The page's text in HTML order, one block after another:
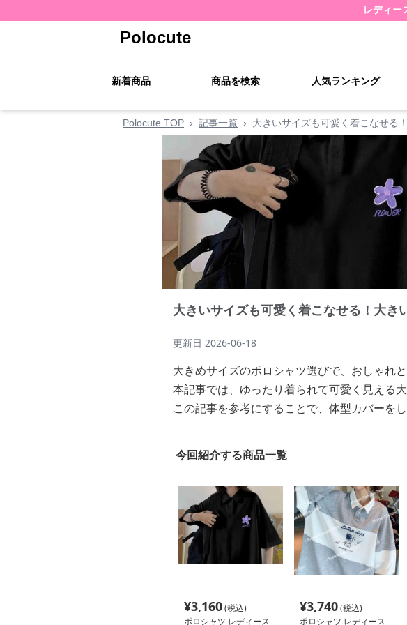
レディー
Polocute
新着商品 商品を検索 人気ランキング
Polocute TOP › 記事一覧 › 大きいサイズも可愛く着こなせる
大きいサイズも可愛く着こなせる！大
更新日 2026-06-18
大きめサイズのポロシャツ選びで、おしゃれ
本記事では、ゆったり着られて可愛く見える
この記事を参考にすることで、体型カバーを
今回紹介する商品一覧
¥3,160(税込)
ポロシャツ レディース
¥3,740(税込)
ポロシャツ レディース